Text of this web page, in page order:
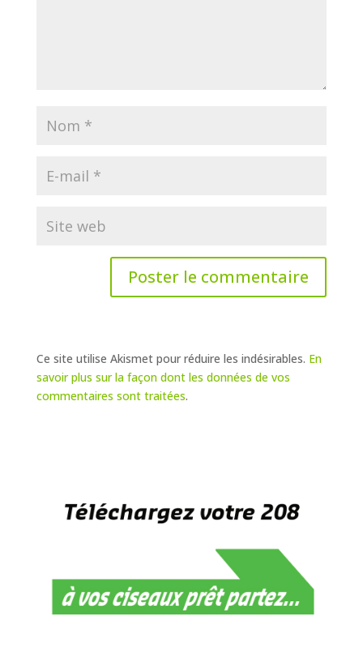
Ce site utilise Akismet pour réduire les indésirables. En
savoir plus sur la façon dont les données de vos
commentaires sont traitées.